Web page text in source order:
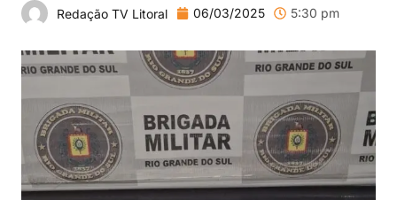
Redação TV Litoral 06/03/2025 5:30 pm